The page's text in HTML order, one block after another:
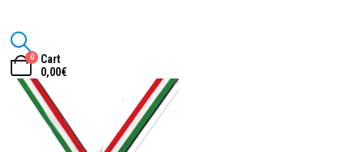
0
Cart
0,00€